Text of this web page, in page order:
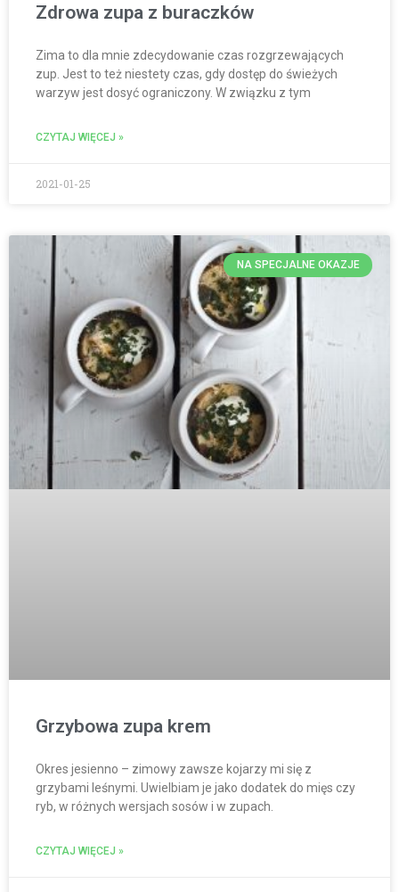
Zdrowa zupa z buraczków
Zima to dla mnie zdecydowanie czas rozgrzewających
zup. Jest to też niestety czas, gdy dostęp do świeżych
warzyw jest dosyć ograniczony. W związku z tym
CZYTAJ WIĘCEJ »
2021-01-25
NA SPECJALNE OKAZJE
Grzybowa zupa krem
Okres jesienno – zimowy zawsze kojarzy mi się z
grzybami leśnymi. Uwielbiam je jako dodatek do mięs czy
ryb, w różnych wersjach sosów i w zupach.
CZYTAJ WIĘCEJ »